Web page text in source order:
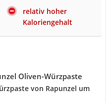
relativ hoher
Kaloriengehalt
Oliven-Würzpaste
von Rapunzel um